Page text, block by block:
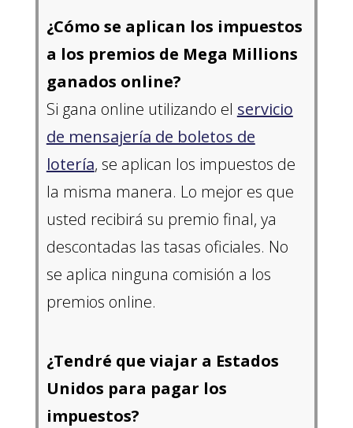
¿Cómo se aplican los impuestos
a los premios de Mega Millions
ganados online?
Si gana online utilizando el servicio
de mensajería de boletos de
lotería, se aplican los impuestos de
la misma manera. Lo mejor es que
usted recibirá su premio final, ya
descontadas las tasas oficiales. No
se aplica ninguna comisión a los
premios online.
¿Tendré que viajar a Estados
Unidos para pagar los
impuestos?